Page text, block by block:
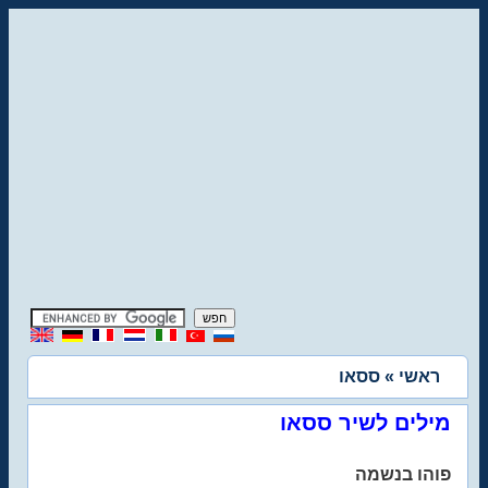
ראשי » ססאו
מילים לשיר ססאו
פוהו בנשמה